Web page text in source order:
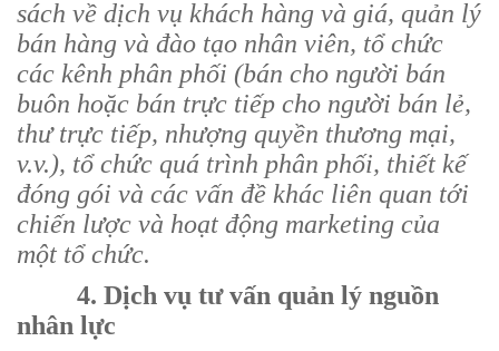
sách về dịch vụ khách hàng và giá, quản lý
bán hàng và đào tạo nhân viên, tổ chức
các kênh phân phối (bán cho người bán
buôn hoặc bán trực tiếp cho người bán lẻ,
thư trực tiếp, nhượng quyền thương mại,
v.v.), tổ chức quá trình phân phối, thiết kế
đóng gói và các vấn đề khác liên quan tới
chiến lược và hoạt động marketing của
một tổ chức.
4. Dịch vụ tư vấn quản lý nguồn
nhân lực